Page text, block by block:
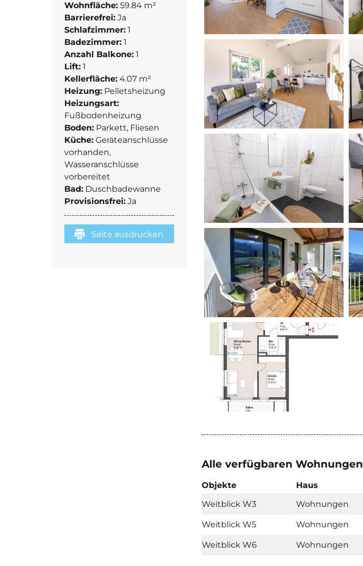
Wohnfläche:59.84 m²
Barrierefrei:Ja
Schlafzimmer:1
Badezimmer:1
Anzahl Balkone:1
Lift:1
Kellerfläche:4.07 m²
Heizung:Pelletsheizung
Heizungsart:
Fußbodenheizung
Boden:Parkett, Fliesen
Küche:Geräteanschlüsse
vorhanden,
Wasseranschlüsse
vorbereitet
Bad:Duschbadewanne
Provisionsfrei:Ja
Seite ausdrucken
Alle verfügbaren Wohnungen
Objekte Haus
Weitblick W3
Wohnungen
Weitblick W5 Wohnungen
Weitblick W6 Wohnungen